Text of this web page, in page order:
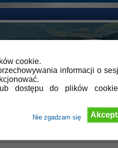
cookie.
informacji o
dostępu do plików
Nie zgadzam się